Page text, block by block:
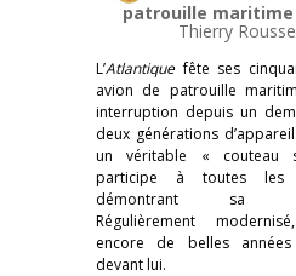
patrouille maritime
Thierry
L’Atlantiquefête ses
avion de patrouille
interruption depuis un
deux générations
un véritable « couteau
participe à toutes les
démontrant sa
Régulièrement
encore de belles
devant lui.